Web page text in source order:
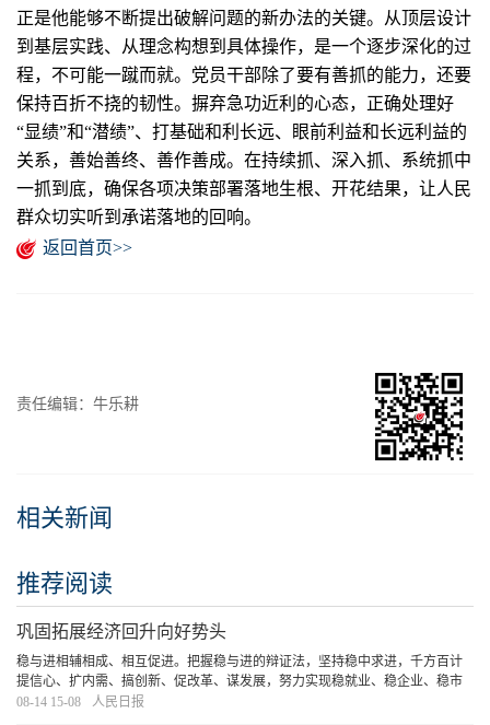
正是他能够不断提出破解问题的新办法的关键。从顶层设计
到基层实践、从理念构想到具体操作，是一个逐步深化的过
程，不可能一蹴而就。党员干部除了要有善抓的能力，还要
保持百折不挠的韧性。摒弃急功近利的心态，正确处理好
“显绩”和“潜绩”、打基础和利长远、眼前利益和长远利益的
关系，善始善终、善作善成。在持续抓、深入抓、系统抓中
一抓到底，确保各项决策部署落地生根、开花结果，让人民
群众切实听到承诺落地的回响。
返回首页>>
责任编辑：牛乐耕
相关新闻
推荐阅读
巩固拓展经济回升向好势头
稳与进相辅相成、相互促进。把握稳与进的辩证法，坚持稳中求进，千方百计
提信心、扩内需、搞创新、促改革、谋发展，努力实现稳就业、稳企业、稳市
场、稳预期，以更积极的态度、更务实的行动把握新机遇、打好主动仗，定能
08-14 15-08 人民日报